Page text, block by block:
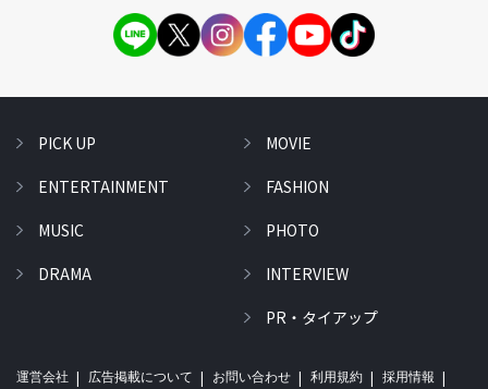
PICK UP
ENTERTAINMENT
MUSIC
DRAMA
MOVIE
FASHION
PHOTO
INTERVIEW
PR・タイアップ
運営会社 広告掲載について お問い合わせ 利用規約 採用情報